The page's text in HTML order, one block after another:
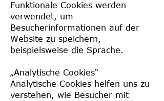
Funktionale Cookies werden
verwendet, um
Besucherinformationen auf der
Website zu speichern,
beispielsweise die Sprache.
„Analytische Cookies“
Analytische Cookies helfen uns zu
verstehen, wie Besucher mit